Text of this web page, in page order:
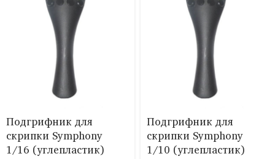
Подгрифник для
скрипки Symphony
1/16 (углепластик)
Подгрифник для
скрипки Symphony
1/10 (углепластик)